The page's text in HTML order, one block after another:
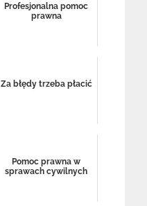
Profesjonalna pomoc
prawna
Za błędy trzeba płacić
Pomoc prawna w
sprawach cywilnych